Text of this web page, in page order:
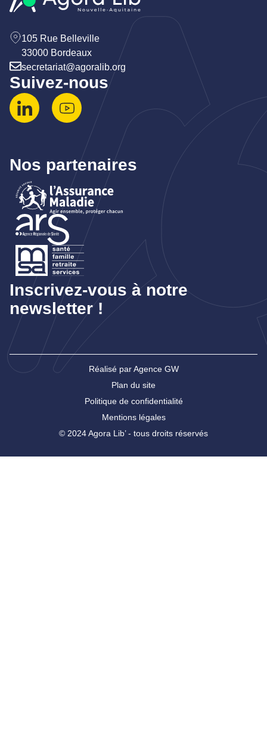
105 Rue Belleville
33000 Bordeaux
secretariat@agoralib.org
Suivez-nous
Nos partenaires
Inscrivez-vous à notre
newsletter !
© 2024 Agora Lib’ - tous droits réservés
Mentions légales
Politique de confidentialité
Plan du site
Réalisé par Agence GW